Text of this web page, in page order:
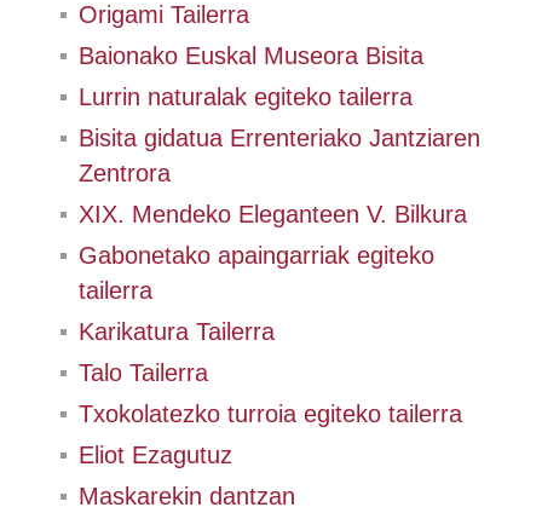
Origami Tailerra
Baionako Euskal Museora Bisita
Lurrin naturalak egiteko tailerra
Bisita gidatua Errenteriako Jantziaren
Zentrora
XIX. Mendeko Eleganteen V. Bilkura
Gabonetako apaingarriak egiteko
tailerra
Karikatura Tailerra
Talo Tailerra
Txokolatezko turroia egiteko tailerra
Eliot Ezagutuz
Maskarekin dantzan